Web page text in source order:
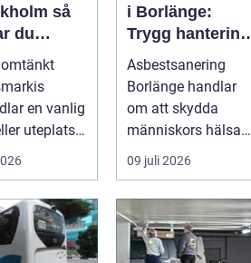
så
du
stil och
på
en vanlig
uteplats
rum
i Borlänge:
Trygg hantering
av farliga fibrer
Asbestsanering
Borlänge handlar
om att skydda
människors hälsa
och skapa säkra
m...
09 juli 2026